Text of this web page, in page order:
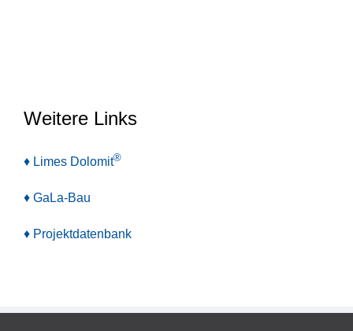
Weitere Links
♦ Limes Dolomit®
♦ GaLa-Bau
♦ Projektdatenbank